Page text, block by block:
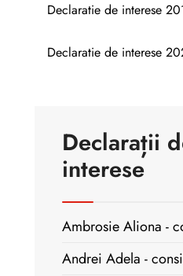
Declaratie de interese
Declaratie de interese
Declarații
interese
Ambrosie Aliona -
Andrei Adela -